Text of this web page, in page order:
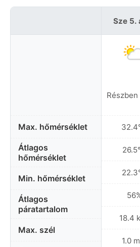
Max. hőmérséklet
Átlagos
hőmérséklet
Min. hőmérséklet
Átlagos
páratartalom
Max. szél
Sze 5.
18.4
1.0